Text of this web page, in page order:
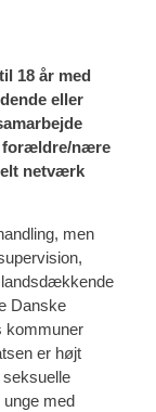
18 år med
eller
forældre/nære
netværk
men
Danske
kommuner
er højt
med